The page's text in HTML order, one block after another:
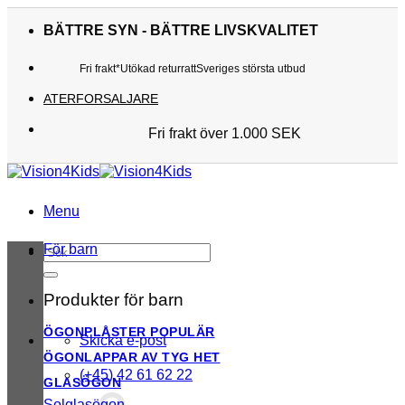
BÄTTRE SYN - BÄTTRE LIVSKVALITET
Fri frakt*Utökad returrattSveriges största utbud
ATERFORSALJARE
Fri frakt över 1.000 SEK
Kunderna älskar oss
Utökad returratt
Sveriges största utbud
Menu
Sök
efter:
Skicka e-post
(+45) 42 61 62 22
För barn
Produkter för barn
ÖGONPLÅSTER
ÖGONLAPPAR AV TYG
GLASÖGON